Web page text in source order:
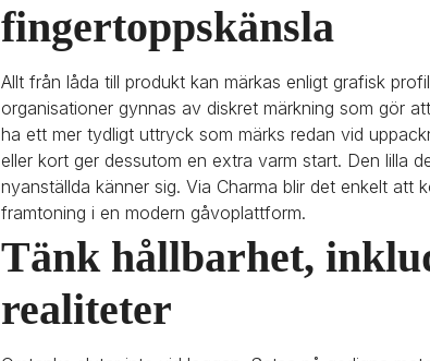
fingertoppskänsla
Allt från låda till produkt kan märkas enligt grafisk
organisationer gynnas av diskret märkning som gör
ha ett mer tydligt uttryck som märks redan vid
eller kort ger dessutom en extra varm start. Den lilla
nyanställda känner sig. Via Charma blir det enkelt att
framtoning i en modern gåvoplattform.
Tänk hållbarhet,
realiteter